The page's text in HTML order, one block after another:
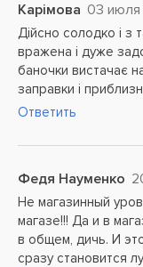
Карімова 03 июля
Дійсно солодко і з
вражена і дуже
баночки вистачає
заправки і
Ответить
Федя Науменко
Не магазинный
магазе!!! Да и в
в общем, дичь. И
сразу становится